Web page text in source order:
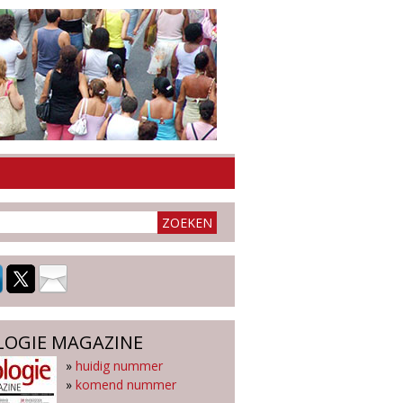
MAGAZINE
» huidig nummer
» komend nummer